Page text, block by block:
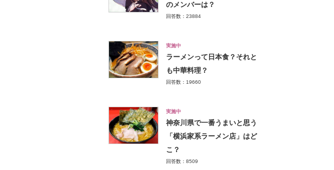
のメンバーは？
回答数：23884
実施中
ラーメンって日本食？それと
も中華料理？
回答数：19660
実施中
神奈川県で一番うまいと思う
「横浜家系ラーメン店」はど
こ？
回答数：8509